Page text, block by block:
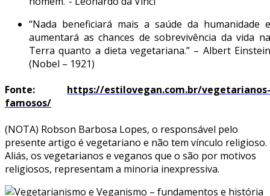
“Nada beneficiará mais a saúde da humanidade e
aumentará as chances de sobrevivência da vida na
Terra quanto a dieta vegetariana.” – Albert Einstein
(Nobel – 1921)
Fonte: https://estilovegan.com.br/vegetarianos-
famosos/
(NOTA) Robson Barbosa Lopes, o responsável pelo
presente artigo é vegetariano e não tem vínculo religioso.
Aliás, os vegetarianos e veganos que o são por motivos
religiosos, representam a minoria inexpressiva.